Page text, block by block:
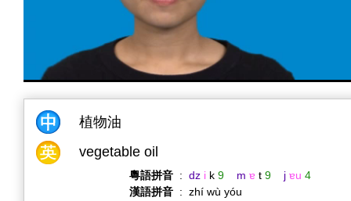
植物油
vegetable oil
粵語拼音 : dz i k 9 m ɐ t 9 j ɐu 4
漢語拼音 : zhí wù yóu